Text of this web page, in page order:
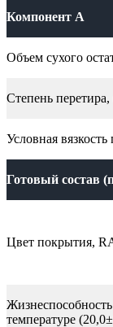
Компонент А
Объем сухого
Степень
Условная
Готовый состав
Цвет покрытия,
температуре